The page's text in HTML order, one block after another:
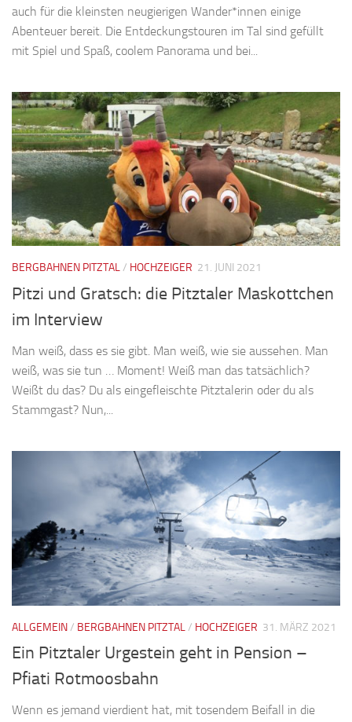
auch für die kleinsten neugierigen Wander*innen einige
Abenteuer bereit. Die Entdeckungstouren im Tal sind gefüllt
mit Spiel und Spaß, coolem Panorama und bei...
BERGBAHNEN PITZTAL/ HOCHZEIGER 21. JUNI 2021
Pitzi und Gratsch: die Pitztaler Maskottchen
im Interview
Man weiß, dass es sie gibt. Man weiß, wie sie aussehen. Man
weiß, was sie tun … Moment! Weiß man das tatsächlich?
Weißt du das? Du als eingefleischte Pitztalerin oder du als
Stammgast? Nun,...
ALLGEMEIN/ BERGBAHNEN PITZTAL/ HOCHZEIGER 31. MÄRZ 2021
Ein Pitztaler Urgestein geht in Pension –
Pfiati Rotmoosbahn
Wenn es jemand vierdient hat, mit tosendem Beifall in die